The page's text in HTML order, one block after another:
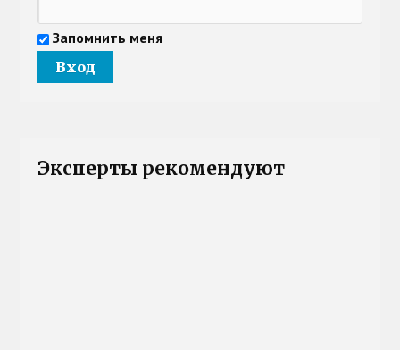
Запомнить меня
Эксперты рекомендуют